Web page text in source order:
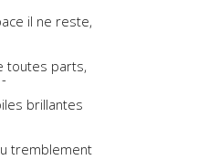
il ne reste,
toutes parts,
-
brillantes
tremblement